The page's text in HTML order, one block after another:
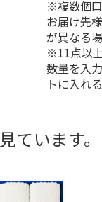
※複数個
お届け先
が異なる
※11点以
数量を入
トに入れ
ています。